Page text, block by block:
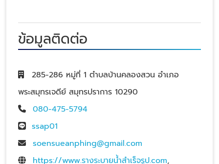
ข้อมูลติดต่อ
285-286 หมู่ที่ 1 ตำบลบ้านคลองสวน อำเภอ
พระสมุทรเจดีย์ สมุทรปราการ 10290
080-475-5794
ssap01
soensueanphing@gmail.com
https://www.รางระบายน้ําสําเร็จรูป.com,